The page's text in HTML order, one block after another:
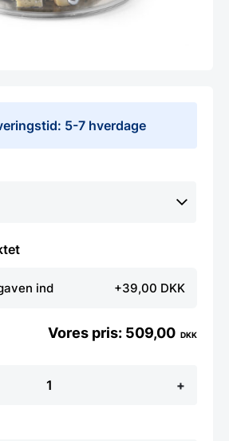
5-7 hverdage
ind +39,00 DKK
+
509,00 DKK